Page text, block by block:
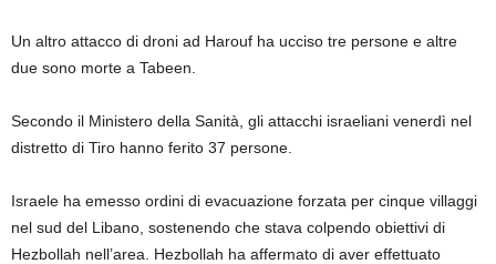
Un altro attacco di droni ad Harouf ha ucciso tre persone e altre
due sono morte a Tabeen.
Secondo il Ministero della Sanità, gli attacchi israeliani venerdì nel
distretto di Tiro hanno ferito 37 persone.
Israele ha emesso ordini di evacuazione forzata per cinque villaggi
nel sud del Libano, sostenendo che stava colpendo obiettivi di
Hezbollah nell’area. Hezbollah ha affermato di aver effettuato